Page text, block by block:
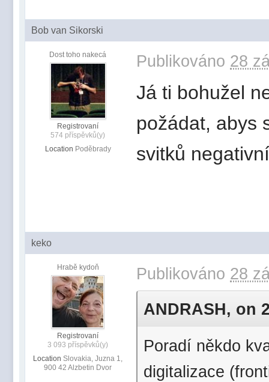
Bob van Sikorski
Dost toho nakecá
Registrovaní
574 příspěvků(y)
Location Poděbrady
Publikováno 28
Já ti bohužel
požádat, abys
svitků
keko
Hrabě kydoň
Registrovaní
3 093 příspěvků(y)
Location Slovakia, Juzna 1,
900 42 Alzbetin Dvor
Publikováno 28
ANDRASH, on
Poradí někdo
digitalizace